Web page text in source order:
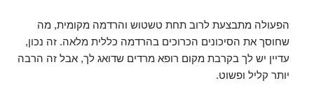
הפעולה מתבצעת לרוב תחת טשטוש והרדמה מקומית, מה
שחוסך את הסיכונים הכרוכים בהרדמה כללית מלאה. זה נכון,
עדיין יש לך בקרבת מקום רופא מרדים שדואג לך, אבל זה הרבה
יותר קליל ופשוט.